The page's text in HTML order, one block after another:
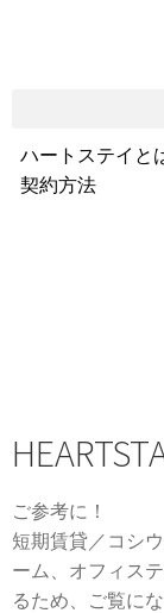
ハートステイと
契約方法
ご参考に！
短期賃貸／コシ
ーム、オフィス
るため、ご覧に